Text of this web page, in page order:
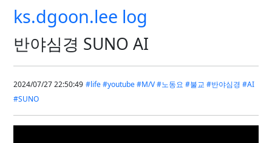
ks.dgoon.lee log
반야심경 SUNO AI
2024/07/27 22:50:49 #life#youtube#M/V#노동요 #불교 #반야심경 #AI
#SUNO